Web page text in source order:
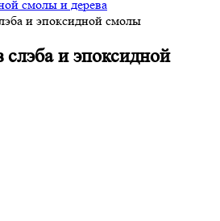
смолы и дерева
и эпоксидной смолы
и эпоксидной